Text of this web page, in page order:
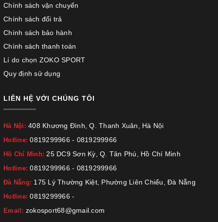
Chính sách vận chuyển
Chính sách đổi trả
Chính sách bảo hành
Chính sách thanh toán
Lí do chọn ZOKO SPORT
Quy định sử dụng
LIÊN HỆ VỚI CHÚNG TÔI
Hà Nội: 408 Khương Đình, Q. Thanh Xuân, Hà Nội
Hotline:0819299966 - 0819299966
Hồ Chí Minh: 25 DC9 Sơn Kỳ, Q. Tân Phú, Hồ Chí Minh
Hotline:0819299966 - 0819299966
Đà Nẵng: 175 Lý Thường Kiệt, Phường Liên Chiểu, Đà Nẵng
Hotline:0819299966 -
Email: zokosport68@gmail.com